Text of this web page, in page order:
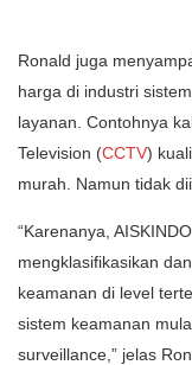
Ronald juga
harga di industri
layanan. Contohnya
Television (CCTV)
murah. Namun tidak
“Karenanya,
mengklasifikasikan
keamanan di level
sistem keamanan
surveillance,” jelas